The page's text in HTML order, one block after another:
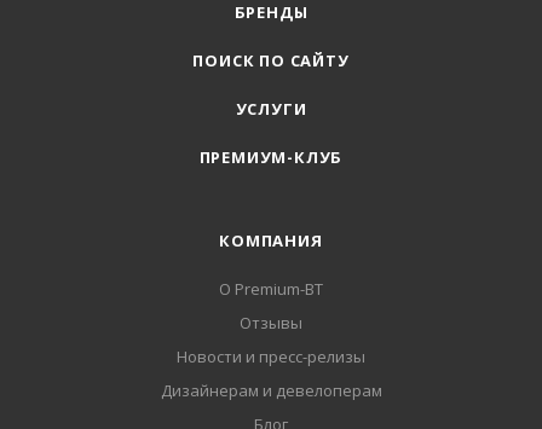
БРЕНДЫ
ПОИСК ПО САЙТУ
УСЛУГИ
ПРЕМИУМ-КЛУБ
КОМПАНИЯ
О Premium-BT
Отзывы
Новости и пресс-релизы
Дизайнерам и девелоперам
Блог